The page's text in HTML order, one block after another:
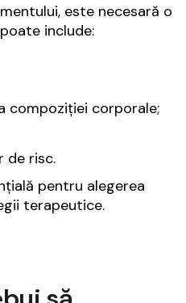
este necesară o
include:
compoziției corporale;
de risc.
pentru alegerea
terapeutice.